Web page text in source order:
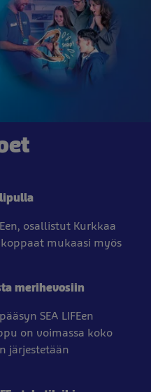
osallistut Kurkkaa
mukaasi myös
merihevosiin
SEA LIFEen
on voimassa koko
järjestetään